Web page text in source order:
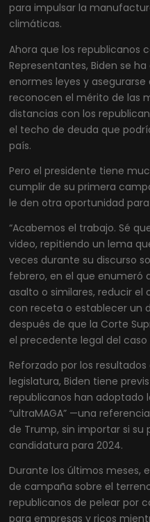
para impulsar la
climáticas.
Ahora que los republicanos
Representantes, Biden se
enormes leyes y
reconocen el mérito de las
distancias con los
el techo de deuda que
país.
Pero el presidente tiene
cumplir de su primera
le den otra oportunidad
“Acabemos el trabajo. Sé
video, repitiendo un lema
veces durante su discurso
febrero, en el que enumeró
asalto o similares, reducir
con receta o establecer un
después de que la Corte
el precedente legal del caso
Reforzado por los
legislatura, Biden tiene
republicanos han adoptado
“ultraMAGA” —una
de Trump, sin importar si su
candidatura para 2024.
Durante los últimos meses,
de campaña sobre el
republicanos de pelear por
para empresas y ricos